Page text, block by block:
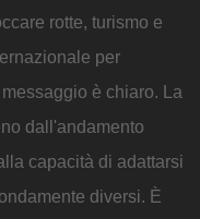
rotte, turismo e
per
è chiaro. La
dall'andamento
capacità di adattarsi
diversi. È